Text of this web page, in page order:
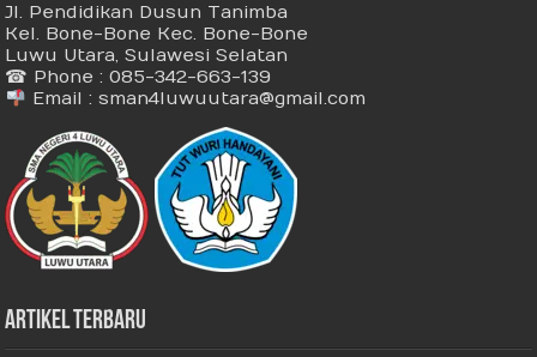
Jl. Pendidikan Dusun Tanimba
Kel. Bone-Bone Kec. Bone-Bone
Luwu Utara, Sulawesi Selatan
☎ Phone : 085-342-663-139
Email : sman4luwuutara@gmail.com
Artikel Terbaru